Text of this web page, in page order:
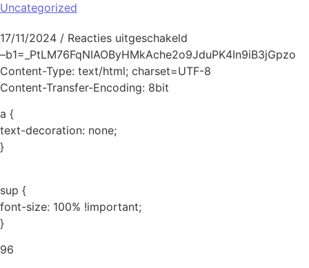
Uncategorized
17/11/2024 / Reacties uitgeschakeld
–b1=_PtLM76FqNIAOByHMkAche2o9JduPK4In9iB3jGpzo
Content-Type: text/html; charset=UTF-8
Content-Transfer-Encoding: 8bit
a {
text-decoration: none;
}
sup {
font-size: 100% !important;
}
96